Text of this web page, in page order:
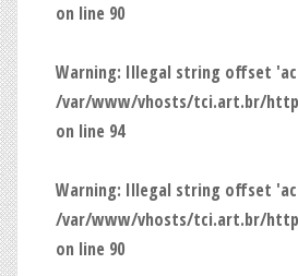
on line 90
Warning: Illegal string offset
/var/www/vhosts/tci.art.br/
on line 94
Warning: Illegal string offset
/var/www/vhosts/tci.art.br/
on line 90